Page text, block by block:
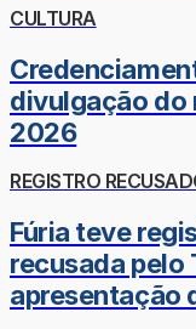
CULTURA
divulgação do
2026
REGISTRO
Fúria teve
recusada pelo
apresentação